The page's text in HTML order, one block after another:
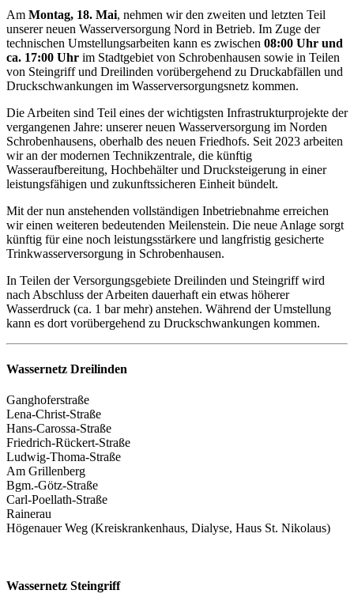
Am Montag, 18. Mai, nehmen wir den zweiten und letzten Teil
unserer neuen Wasserversorgung Nord in Betrieb. Im Zuge der
technischen Umstellungsarbeiten kann es zwischen 08:00 Uhr und
ca. 17:00 Uhr im Stadtgebiet von Schrobenhausen sowie in Teilen
von Steingriff und Dreilinden vorübergehend zu Druckabfällen und
Druckschwankungen im Wasserversorgungsnetz kommen.
Die Arbeiten sind Teil eines der wichtigsten Infrastrukturprojekte der
vergangenen Jahre: unserer neuen Wasserversorgung im Norden
Schrobenhausens, oberhalb des neuen Friedhofs. Seit 2023 arbeiten
wir an der modernen Technikzentrale, die künftig
Wasseraufbereitung, Hochbehälter und Drucksteigerung in einer
leistungsfähigen und zukunftssicheren Einheit bündelt.
Mit der nun anstehenden vollständigen Inbetriebnahme erreichen
wir einen weiteren bedeutenden Meilenstein. Die neue Anlage sorgt
künftig für eine noch leistungsstärkere und langfristig gesicherte
Trinkwasserversorgung in Schrobenhausen.
In Teilen der Versorgungsgebiete Dreilinden und Steingriff wird
nach Abschluss der Arbeiten dauerhaft ein etwas höherer
Wasserdruck (ca. 1 bar mehr) anstehen. Während der Umstellung
kann es dort vorübergehend zu Druckschwankungen kommen.
Wassernetz Dreilinden
Ganghoferstraße
Lena-Christ-Straße
Hans-Carossa-Straße
Friedrich-Rückert-Straße
Ludwig-Thoma-Straße
Am Grillenberg
Bgm.-Götz-Straße
Carl-Poellath-Straße
Rainerau
Högenauer Weg (Kreiskrankenhaus, Dialyse, Haus St. Nikolaus)
Wassernetz Steingriff